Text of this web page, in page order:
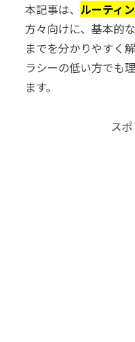
本記事は、 ルーティ
方々向けに、基本的
までを分かりやすく
ラシーの低い方でも
ます。
ス